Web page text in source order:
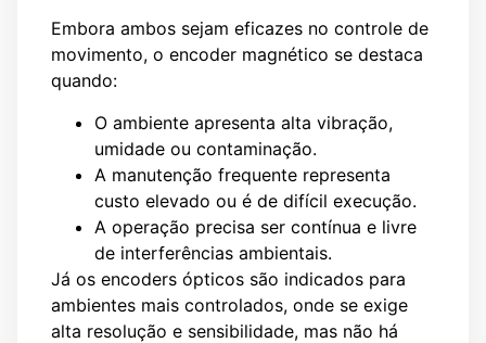
Embora ambos sejam eficazes no controle de
movimento, o encoder magnético se destaca
quando:
O ambiente apresenta alta vibração,
umidade ou contaminação.
A manutenção frequente representa
custo elevado ou é de difícil execução.
A operação precisa ser contínua e livre
de interferências ambientais.
Já os encoders ópticos são indicados para
ambientes mais controlados, onde se exige
alta resolução e sensibilidade, mas não há